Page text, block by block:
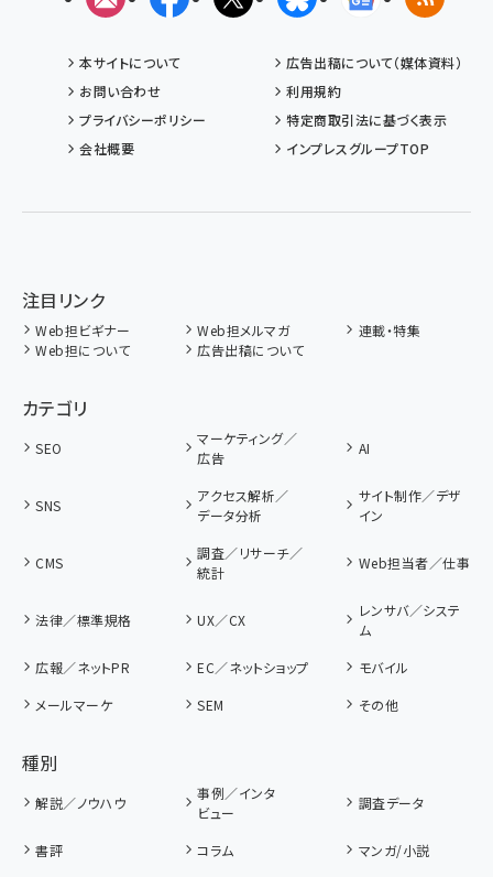
本サイトについて
広告出稿について（媒体資料）
お問い合わせ
利用規約
プライバシーポリシー
特定商取引法に基づく表示
会社概要
インプレスグループTOP
注目リンク
Web担ビギナー Web担メルマガ
連載・特集
Web担について
広告出稿について
カテゴリ
SEO
マーケティング／
広告
AI
SNS
アクセス解析／
データ分析
サイト制作／デザ
イン
CMS
調査／リサーチ／
統計
Web担当者／仕事
法律／標準規格 UX／CX
レンサバ／システ
ム
広報／ネットPR
EC／ネットショップ
モバイル
メールマーケ
SEM その他
種別
解説／ノウハウ
事例／インタ
ビュー
調査データ
書評 コラム
マンガ/小説